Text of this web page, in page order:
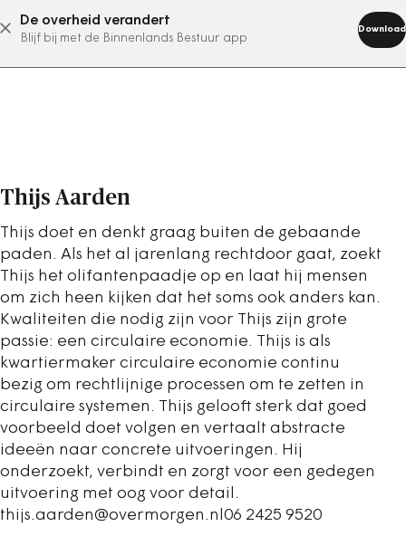
De overheid verandert
Blijf bij met de Binnenlands Bestuur app
Download
abonneer nu
Thijs Aarden
Thijs doet en denkt graag buiten de gebaande
paden. Als het al jarenlang rechtdoor gaat, zoekt
Thijs het olifantenpaadje op en laat hij mensen
om zich heen kijken dat het soms ook anders kan.
Kwaliteiten die nodig zijn voor Thijs zijn grote
passie: een circulaire economie. Thijs is als
kwartiermaker circulaire economie continu
bezig om rechtlijnige processen om te zetten in
circulaire systemen. Thijs gelooft sterk dat goed
voorbeeld doet volgen en vertaalt abstracte
ideeën naar concrete uitvoeringen. Hij
onderzoekt, verbindt en zorgt voor een gedegen
uitvoering met oog voor detail.
thijs.aarden@overmorgen.nl06 2425 9520